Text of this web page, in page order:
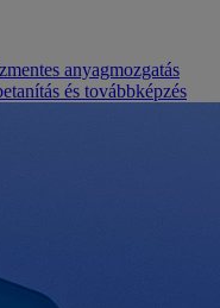
anyagmozgatás
és továbbképzés